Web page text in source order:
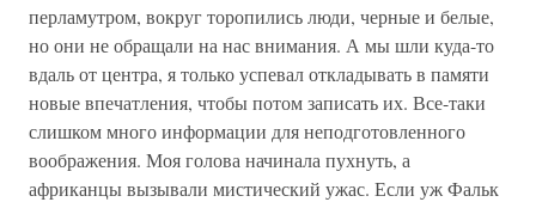
перламутром, вокруг торопились люди, черные и белые,
но они не обращали на нас внимания. А мы шли куда-то
вдаль от центра, я только успевал откладывать в памяти
новые впечатления, чтобы потом записать их. Все-таки
слишком много информации для неподготовленного
воображения. Моя голова начинала пухнуть, а
африканцы вызывали мистический ужас. Если уж Фальк